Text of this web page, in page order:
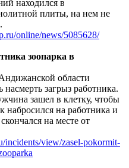
находился в
плиты, на нем не
online/news/5085628/
зоопарка в
области
загрыз работника.
зашел в клетку, чтобы
на работника и
на месте от
incidents/view/zasel-pokormit-